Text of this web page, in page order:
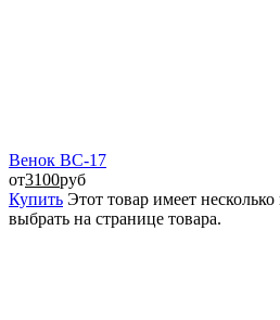
Венок ВС-17
от3100руб
Купить Этот товар имеет
выбрать на странице товара.